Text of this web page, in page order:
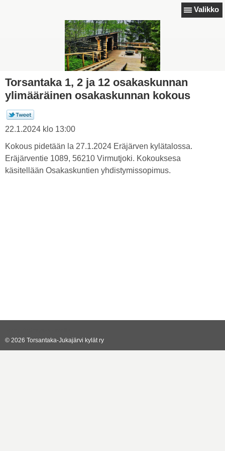
Valikko
Torsantaka 1, 2 ja 12 osakaskunnan
ylimääräinen osakaskunnan kokous
22.1.2024 klo 13:00
Kokous pidetään la 27.1.2024 Eräjärven kylätalossa.
Eräjärventie 1089, 56210 Virmutjoki. Kokouksesa
käsitellään Osakaskuntien yhdistymissopimus.
© 2026 Torsantaka-Jukajärvi kylät ry